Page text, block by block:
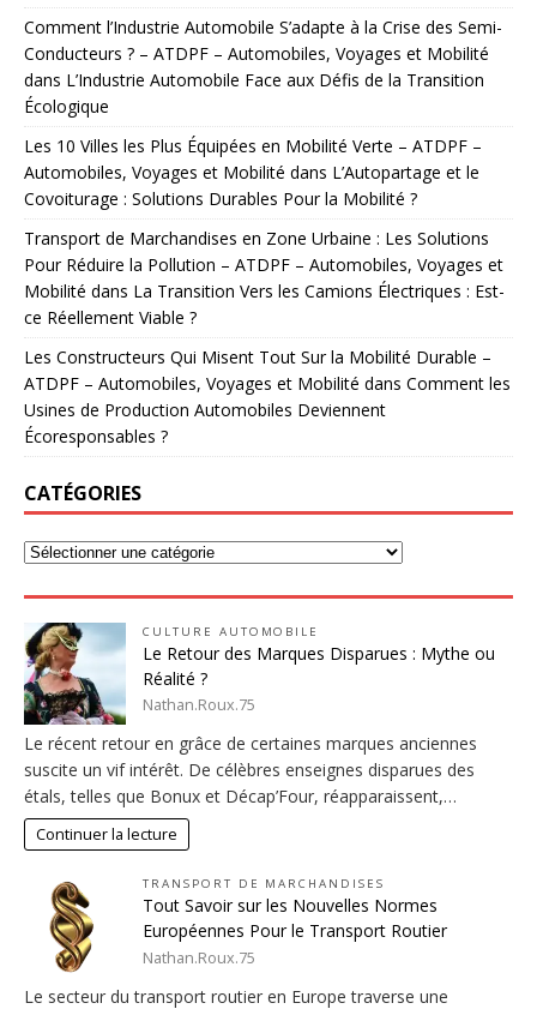
Comment l’Industrie Automobile S’adapte à la Crise des Semi-
Conducteurs ? – ATDPF – Automobiles, Voyages et Mobilité
dans L’Industrie Automobile Face aux Défis de la Transition
Écologique
Les 10 Villes les Plus Équipées en Mobilité Verte – ATDPF –
Automobiles, Voyages et Mobilité dans L’Autopartage et le
Covoiturage : Solutions Durables Pour la Mobilité ?
Transport de Marchandises en Zone Urbaine : Les Solutions
Pour Réduire la Pollution – ATDPF – Automobiles, Voyages et
Mobilité dans La Transition Vers les Camions Électriques : Est-
ce Réellement Viable ?
Les Constructeurs Qui Misent Tout Sur la Mobilité Durable –
ATDPF – Automobiles, Voyages et Mobilité dans Comment les
Usines de Production Automobiles Deviennent
Écoresponsables ?
CATÉGORIES
CULTURE AUTOMOBILE
Le Retour des Marques Disparues : Mythe ou
Réalité ?
Nathan.Roux.75
Le récent retour en grâce de certaines marques anciennes
suscite un vif intérêt. De célèbres enseignes disparues des
étals, telles que Bonux et Décap’Four, réapparaissent,…
Continuer la lecture
TRANSPORT DE MARCHANDISES
Tout Savoir sur les Nouvelles Normes
Européennes Pour le Transport Routier
Nathan.Roux.75
Le secteur du transport routier en Europe traverse une